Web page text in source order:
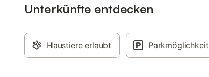
Unterkünfte entdecken
Haustiere erlaubt Parkmöglichkeit